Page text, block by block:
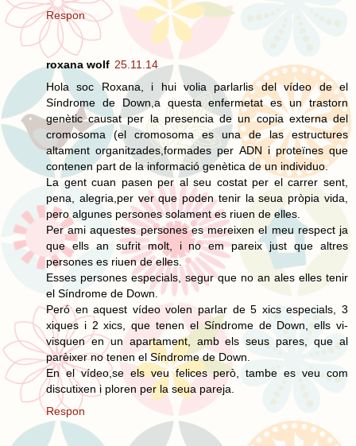
Respon
roxana wolf 25.11.14
Hola soc Roxana, i hui volia parlarlis del vídeo de el
Síndrome de Down,a questa enfermetat es un trastorn
genètic causat per la presencia de un copia externa del
cromosoma (el cromosoma es una de las estructures
altament organitzades,formades per ADN i proteïnes que
contenen part de la informació genètica de un individuo.
La gent cuan pasen per al seu costat per el carrer sent,
pena, alegria,per ver que poden tenir la seua pròpia vida,
pero algunes persones solament es riuen de elles.
Per ami aquestes persones es mereixen el meu respect ja
que ells an sufrit molt, i no em pareix just que altres
persones es riuen de elles.
Esses persones especials, segur que no an ales elles tenir
el Síndrome de Down.
Peró en aquest vídeo volen parlar de 5 xics especials, 3
xiques i 2 xics, que tenen el Síndrome de Down, ells vi-
visquen en un apartament, amb els seus pares, que al
parèixer no tenen el Síndrome de Down.
En el vídeo,se els veu felices però, tambe es veu com
discutixen i ploren per la seua pareja.
Respon